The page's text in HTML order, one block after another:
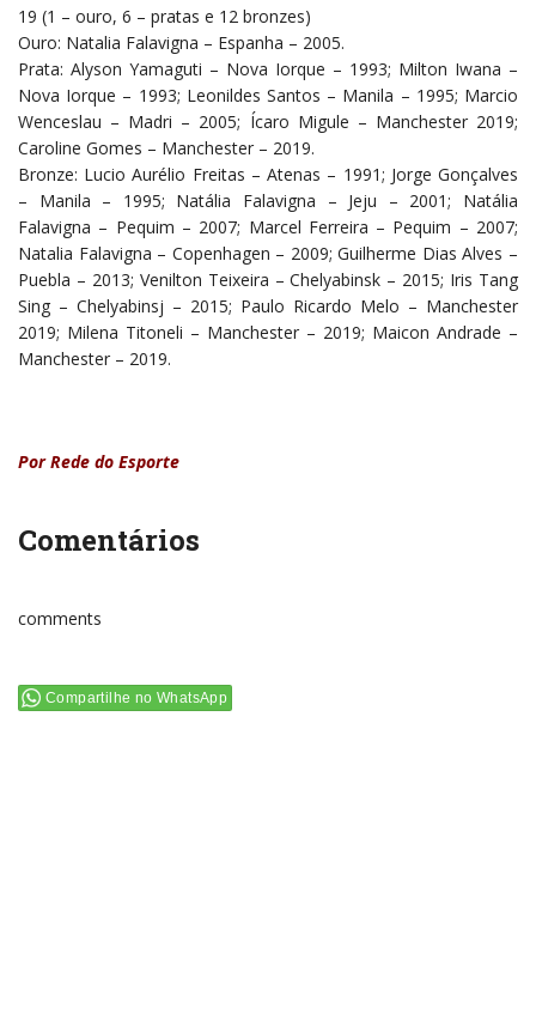
19 (1 – ouro, 6 – pratas e 12 bronzes)
Ouro: Natalia Falavigna – Espanha – 2005.
Prata: Alyson Yamaguti – Nova Iorque – 1993; Milton Iwana –
Nova Iorque – 1993; Leonildes Santos – Manila – 1995; Marcio
Wenceslau – Madri – 2005; Ícaro Migule – Manchester 2019;
Caroline Gomes – Manchester – 2019.
Bronze: Lucio Aurélio Freitas – Atenas – 1991; Jorge Gonçalves
– Manila – 1995; Natália Falavigna – Jeju – 2001; Natália
Falavigna – Pequim – 2007; Marcel Ferreira – Pequim – 2007;
Natalia Falavigna – Copenhagen – 2009; Guilherme Dias Alves –
Puebla – 2013; Venilton Teixeira – Chelyabinsk – 2015; Iris Tang
Sing – Chelyabinsj – 2015; Paulo Ricardo Melo – Manchester
2019; Milena Titoneli – Manchester – 2019; Maicon Andrade –
Manchester – 2019.
Por Rede do Esporte
Comentários
comments
Compartilhe no WhatsApp